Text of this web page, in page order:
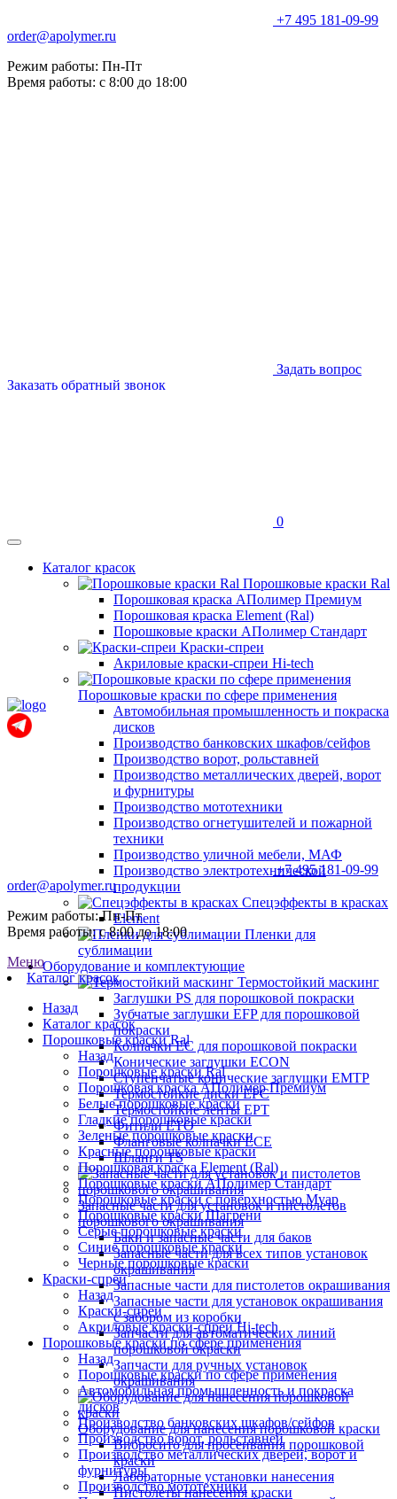
+7 495 181-09-99
order@apolymer.ru
Режим работы: Пн-Пт
Время работы: с 8:00 до 18:00
Задать вопрос
Заказать обратный звонок
0
Каталог красок
Порошковые краски Ral
Порошковая краска АПолимер Премиум
Порошковая краска Element (Ral)
Порошковые краски АПолимер Стандарт
Краски-спреи
Акриловые краски-спреи Hi-tech
Порошковые краски по сфере применения
Автомобильная промышленность и покраска
дисков
Производство банковских шкафов/сейфов
Производство ворот, рольставней
Производство металлических дверей, ворот
и фурнитуры
Производство мототехники
Производство огнетушителей и пожарной
техники
Производство уличной мебели, МАФ
Производство электротехнической
продукции
Спецэффекты в красках
Element
Пленки для
сублимации
Оборудование и комплектующие
Термостойкий маскинг
Заглушки PS для порошковой покраски
Зубчатые заглушки EFP для порошковой
покраски
Колпачки ЕС для порошковой покраски
Конические заглушки ECON
Ступенчатые конические заглушки EMTP
Термостойкие диски EPC
Термостойкие ленты EPT
Фитили ETO
Фланговые колпачки ECE
Шланги TS
Запасные части для установок и пистолетов
порошкового окрашивания
Баки и запасные части для баков
Запасные части для всех типов установок
окрашивания
Запасные части для пистолетов окрашивания
Запасные части для установок окрашивания
с забором из коробки
Запчасти для автоматических линий
порошковой окраски
Запчасти для ручных установок
окрашивания
Оборудование для нанесения порошковой краски
Вибросито для просеивания порошковой
краски
Лабораторные установки нанесения
Пистолеты нанесения краски
+7 495 181-09-99
order@apolymer.ru
Режим работы: Пн-Пт
Время работы: с 8:00 до 18:00
Меню
Каталог красок
Назад
Каталог красок
Порошковые краски Ral
Назад
Порошковые краски Ral
Порошковая краска АПолимер Премиум
Белые порошковые краски
Гладкие порошковые краски
Зеленые порошковые краски
Красные порошковые краски
Порошковая краска Element (Ral)
Порошковые краски АПолимер Стандарт
Порошковые краски с поверхностью Муар
Порошковые краски Шагрени
Серые порошковые краски
Синие порошковые краски
Черные порошковые краски
Краски-спреи
Назад
Краски-спреи
Акриловые краски-спреи Hi-tech
Порошковые краски по сфере применения
Назад
Порошковые краски по сфере применения
Автомобильная промышленность и покраска
дисков
Производство банковских шкафов/сейфов
Производство ворот, рольставней
Производство металлических дверей, ворот и
фурнитуры
Производство мототехники